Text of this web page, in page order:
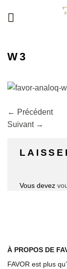
W3
← Précédent
Suivant →
Vous devez
À PROPOS DE
FAVOR est plus